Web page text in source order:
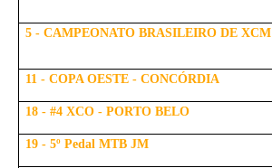
5 - CAMPEONATO BRASILEIRO DE XCM
11 - COPA OESTE - CONCÓRDIA
18 - #4 XCO - PORTO BELO
19 - 5º Pedal MTB JM